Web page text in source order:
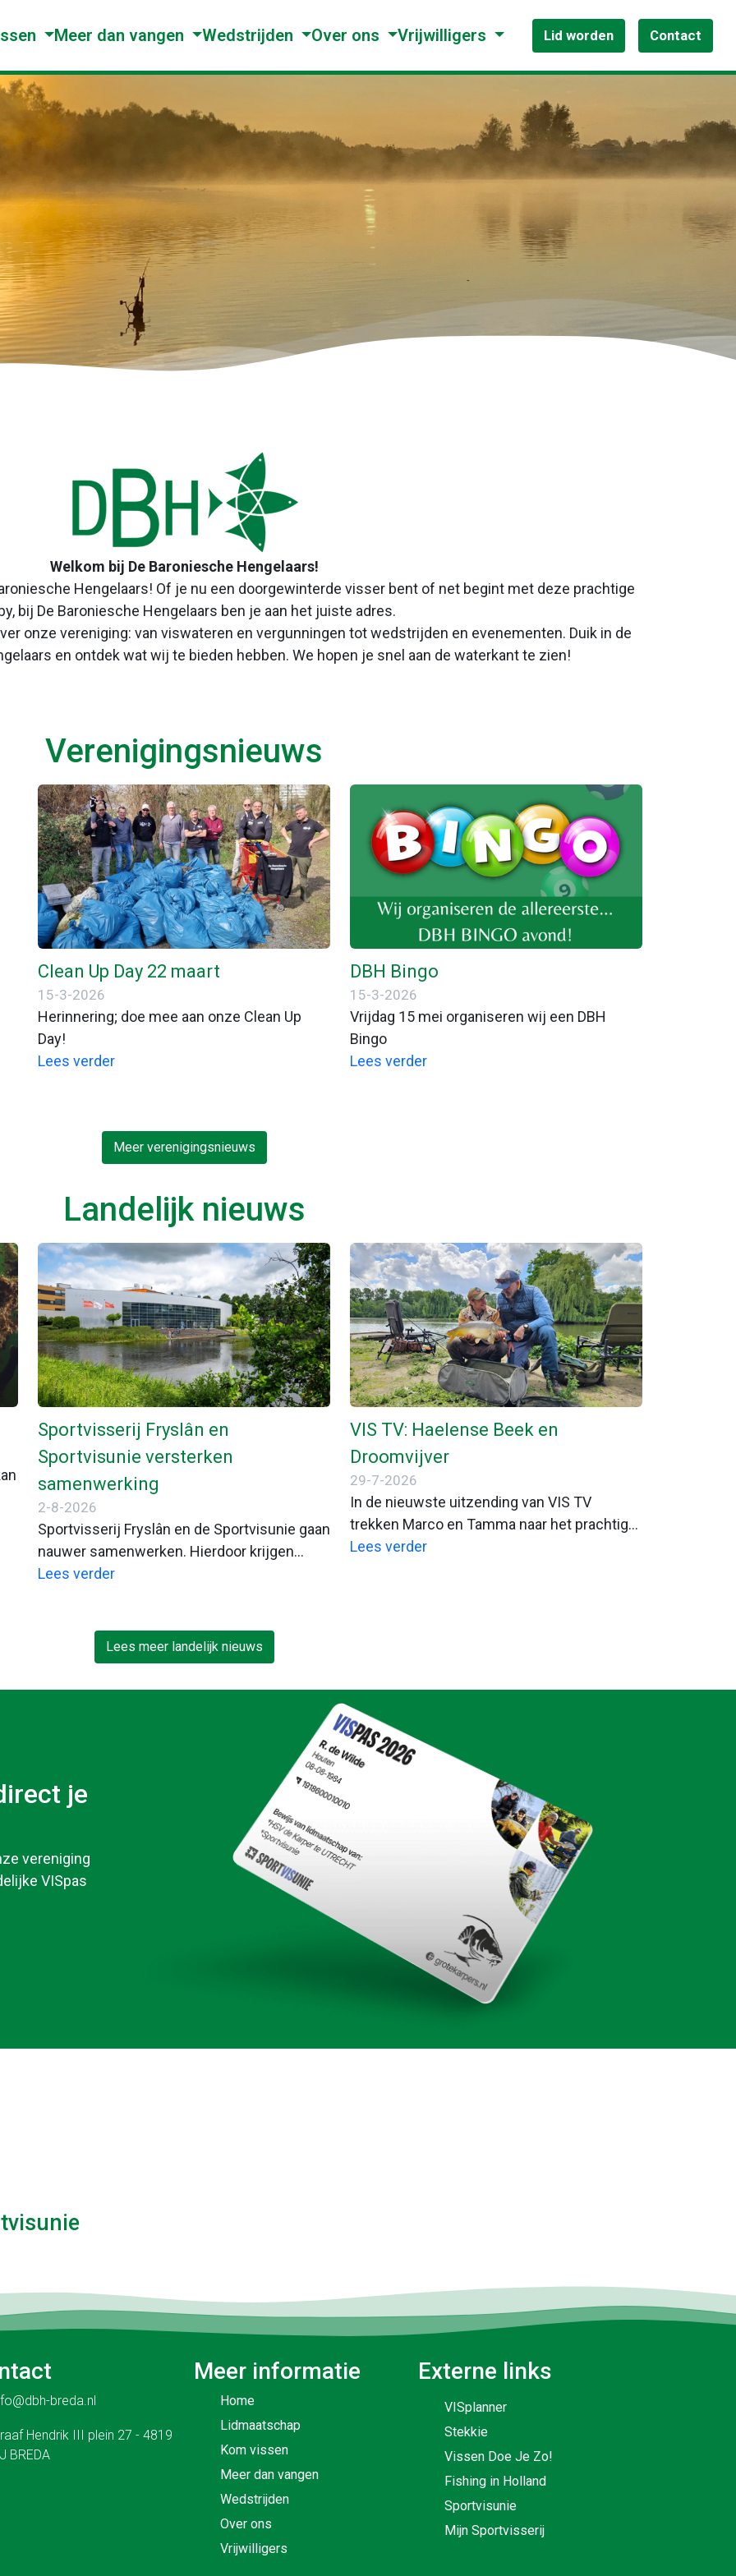
Meer dan vangen Wedstrijden Over ons Vrijwilligers Lid worden Contact
Welkom bij De Baroniesche Hengelaars!
Hengelaars! Of je nu een doorgewinterde visser bent of net begint met deze prachtige
bij De Baroniesche Hengelaars ben je aan het juiste adres.
onze vereniging: van viswateren en vergunningen tot wedstrijden en evenementen. Duik in de
en ontdek wat wij te bieden hebben. We hopen je snel aan de waterkant te zien!
Verenigingsnieuws
Clean Up Day 22 maart
15-3-2026
Herinnering; doe mee aan onze Clean Up
Day!
Lees verder
DBH Bingo
15-3-2026
Vrijdag 15 mei organiseren wij een DBH
Bingo
Lees verder
Meer verenigingsnieuws
Landelijk nieuws
Sportvisserij Fryslân en
Sportvisunie versterken
samenwerking
2-8-2026
Sportvisserij Fryslân en de Sportvisunie gaan
nauwer samenwerken. Hierdoor krijgen
sportvissers met de Fiskfergunning of
sportvissers en aangesloten
hengelsportverenigingen daarmee beter van
Lees verder
VIS TV: Haelense Beek en
Droomvijver
29-7-2026
In de nieuwste uitzending van VIS TV
trekken Marco en Tamma naar het prachtige
Zuid-Limburg. Daar beleven ze een zeer
Lees verder
Lees meer landelijk nieuws
je
vereniging
VISpas
breda.nl
Hendrik III plein 27 - 4819
BREDA
Meer informatie
Home
Lidmaatschap
Kom vissen
Meer dan vangen
Wedstrijden
Over ons
Vrijwilligers
Externe links
VISplanner
Stekkie
Vissen Doe Je Zo!
Fishing in Holland
Sportvisunie
Mijn Sportvisserij